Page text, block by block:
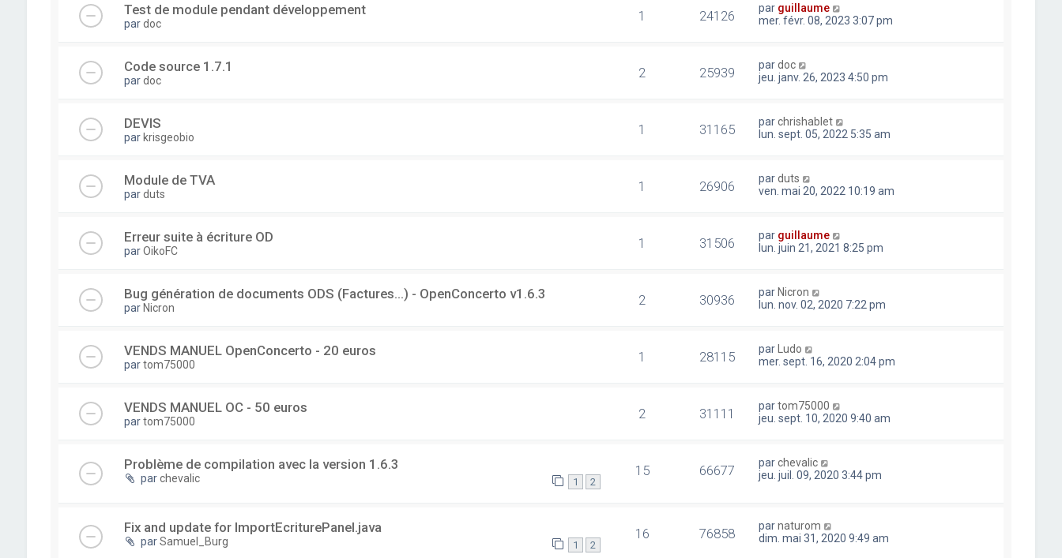
Test de module pendant développement
pardoc 1 24126 par guillaume
mer. févr. 08, 2023 3:07 pm
Code source 1.7.1
pardoc 2 25939 pardoc
jeu. janv. 26, 2023 4:50 pm
DEVIS
par krisgeobio 1 31165 parchrishablet
lun. sept. 05, 2022 5:35 am
Module de TVA
parduts 1 26906 parduts
ven. mai 20, 2022 10:19 am
Erreur suite à écriture OD
parOikoFC 1 31506 par guillaume
lun. juin 21, 2021 8:25 pm
Bug génération de documents ODS (Factures...) - OpenConcerto v1.6.3
par Nicron 2 30936 par Nicron
lun. nov. 02, 2020 7:22 pm
VENDS MANUEL OpenConcerto - 20 euros
partom75000 1 28115 par
Ludo
mer. sept. 16, 2020 2:04 pm
VENDS MANUEL OC - 50 euros
partom75000 2 31111 partom75000
jeu. sept. 10, 2020 9:40 am
Problème de compilation avec la version 1.6.3
parchevalic 1 2
15 66677 parchevalic
jeu. juil. 09, 2020 3:44 pm
Fix and update for ImportEcriturePanel.java
parSamuel_Burg 1 2
16 76858 parnaturom
dim. mai 31, 2020 9:49 am